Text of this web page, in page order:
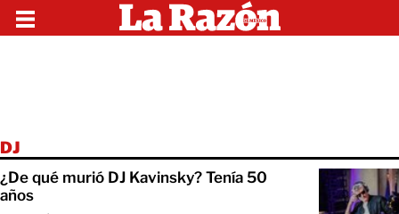
DJ
¿De qué murió DJ Kavinsky? Tenía 50
años